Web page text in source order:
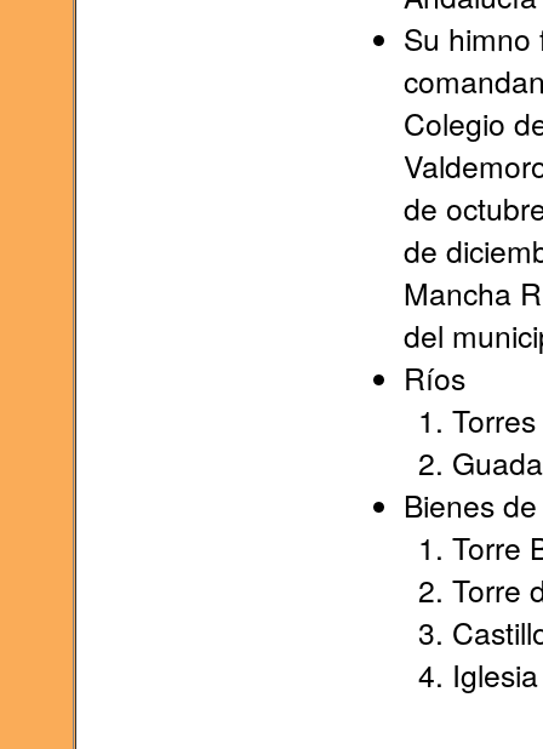
Su himno
Colegio
de
de
Mancha
del
Ríos
Torres
Bienes
Torre
Torre